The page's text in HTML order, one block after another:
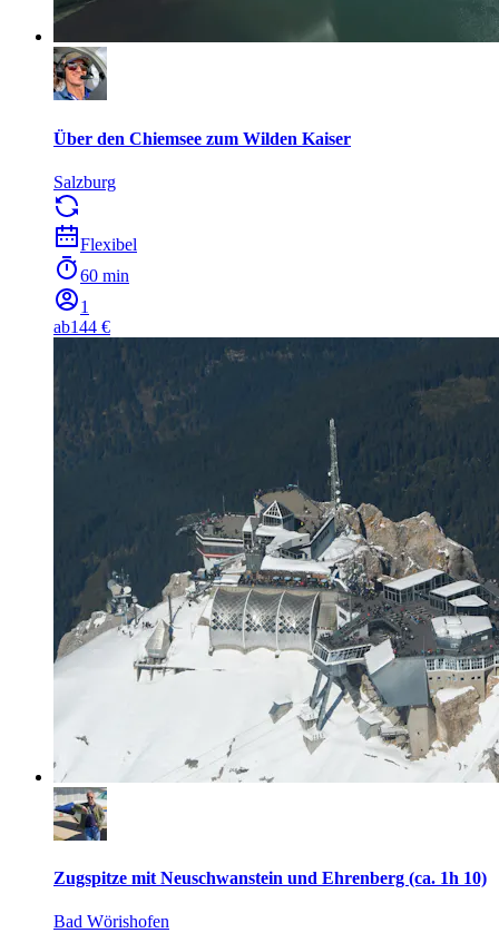
Über den Chiemsee zum Wilden Kaiser
Salzburg
Flexibel
60 min
1
ab144 €
Zugspitze mit Neuschwanstein und Ehrenberg (ca. 1h 10)
Bad Wörishofen